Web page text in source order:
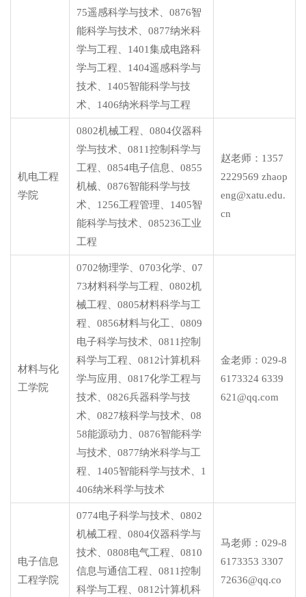
75遥感科学与技术、0876智
能科学与技术、0877纳米科
学与工程、1401集成电路科
学与工程、1404遥感科学与
技术、1405智能科学与技
术、1406纳米科学与工程
机电工程
学院
0802机械工程、0804仪器科
学与技术、0811控制科学与
工程、0854电子信息、0855
机械、0876智能科学与技
术、1256工程管理、1405智
能科学与技术、085236工业
工程
赵老师：1357
2229569 zhaop
eng@xatu.edu.
cn
材料与化
工学院
0702物理学、0703化学、07
73材料科学与工程、0802机
械工程、0805材料科学与工
程、0856材料与化工、0809
电子科学与技术、0811控制
科学与工程、0812计算机科
学与应用、0817化学工程与
技术、0826兵器科学与技
术、0827核科学与技术、08
58能源动力、0876智能科学
与技术、0877纳米科学与工
程、1405智能科学与技术、1
406纳米科学与技术
金老师：029-8
6173324 6339
621@qq.com
电子信息
工程学院
0774电子科学与技术、0802
机械工程、0804仪器科学与
技术、0808电气工程、0810
信息与通信工程、0811控制
科学与工程、0812计算机科
马老师：029-8
6173353 3307
72636@qq.co